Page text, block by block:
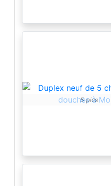
5 pics